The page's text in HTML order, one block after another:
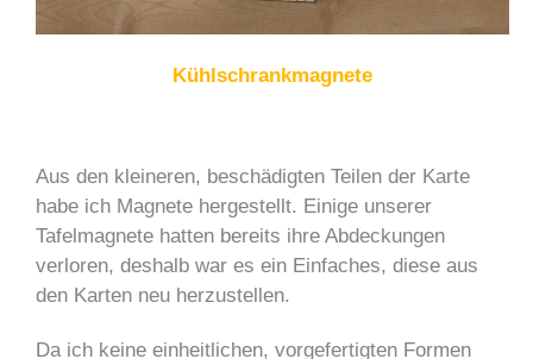
Kühlschrankmagnete
Aus den kleineren, beschädigten Teilen der Karte
habe ich Magnete hergestellt. Einige unserer
Tafelmagnete hatten bereits ihre Abdeckungen
verloren, deshalb war es ein Einfaches, diese aus
den Karten neu herzustellen.
Da ich keine einheitlichen, vorgefertigten Formen